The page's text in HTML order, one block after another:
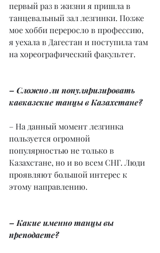
первый раз в жизни я пришла в
танцевальный зал лезгинки. Позже
мое хобби переросло в профессию,
я уехала в Дагестан и поступила там
на хореографический факультет.
– Сложно ли популяризировать
кавказские танцы в Казахстане?
– На данный момент лезгинка
пользуется огромной
популярностью не только в
Казахстане, но и во всем СНГ. Люди
проявляют большой интерес к
этому направлению.
– Какие именно танцы вы
преподаете?